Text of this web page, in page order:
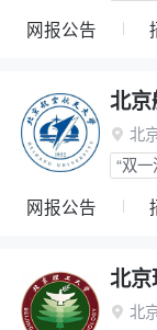
网报公告
北
 北
“双
网报公告
北
 北